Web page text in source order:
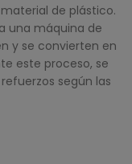
de plástico.
una máquina de
y se convierten en
este proceso, se
según las